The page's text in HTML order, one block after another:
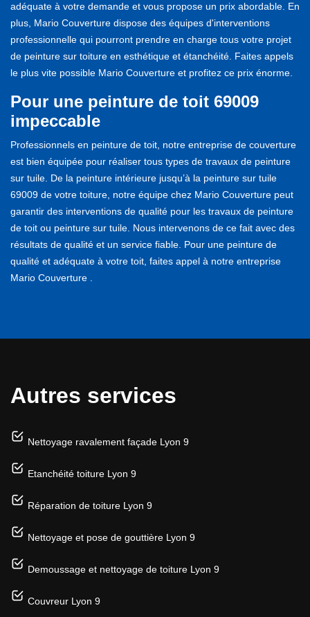
adéquate à votre demande et vous propose un prix abordable. En
plus, Mario Couverture dispose des équipes d'interventions
professionnelle qui pourront prendre en charge tous votre projet
de peinture sur toiture en esthétique et étanchéité. Faites appels
le plus vite possible Mario Couverture et profitez ce prix énorme.
Pour une peinture de toit 69009
impeccable
Professionnels en peinture de toit, notre entreprise de couverture
est bien équipée pour réaliser tous types de travaux de peinture
sur tuile. De la peinture intérieure jusqu’à la peinture sur tuile
69009 de votre toiture, notre équipe chez Mario Couverture peut
garantir des interventions de qualité pour les travaux de peinture
de toit ou peinture sur tuile. Nous intervenons de ce fait avec des
résultats de qualité et un service fiable. Pour une peinture de
qualité et adéquate à votre toit, faites appel à notre entreprise
Mario Couverture .
Autres services
Nettoyage ravalement façade Lyon 9
Etanchéité toiture Lyon 9
Réparation de toiture Lyon 9
Nettoyage et pose de gouttière Lyon 9
Demoussage et nettoyage de toiture Lyon 9
Couvreur Lyon 9